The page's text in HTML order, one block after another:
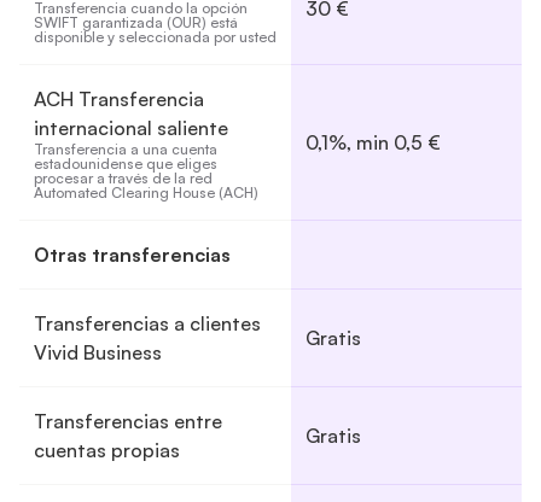
Transferencia cuando la opción
SWIFT garantizada (OUR) está
disponible y seleccionada por usted
30 €
ACH Transferencia
internacional saliente
Transferencia a una cuenta
estadounidense que eliges
procesar a través de la red
Automated Clearing House (ACH)
0,1%, min 0,5 €
Otras transferencias
Transferencias a clientes
Vivid Business
Gratis
Transferencias entre
cuentas propias
Gratis